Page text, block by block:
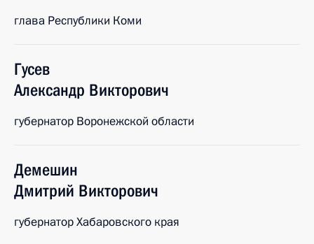
глава Республики Коми
Гусев
Александр Викторович
губернатор Воронежской области
Демешин
Дмитрий Викторович
губернатор Хабаровского края